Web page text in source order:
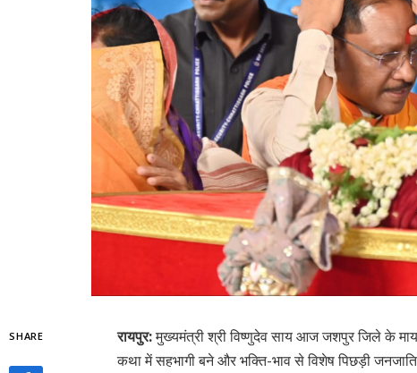
SHARE रायपुर:मुख्यमंत्री श्री विष्णुदेव साय आज जशपुर जिले के
कथा में सहभागी बने और भक्ति-भाव से विशेष पिछड़ी